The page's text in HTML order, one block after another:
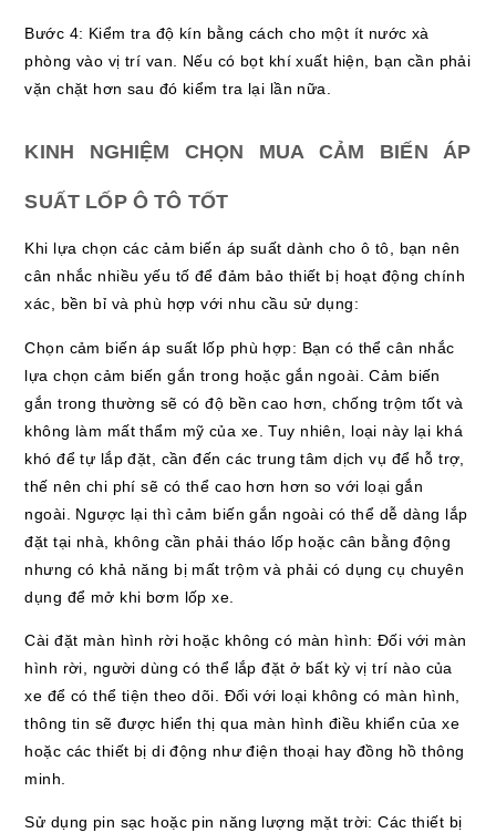
Bước 4: Kiểm tra độ kín bằng cách cho một ít nước xà
phòng vào vị trí van. Nếu có bọt khí xuất hiện, bạn cần phải
vặn chặt hơn sau đó kiểm tra lại lần nữa.
KINH NGHIỆM CHỌN MUA CẢM BIẾN ÁP
SUẤT LỐP Ô TÔ TỐT
Khi lựa chọn các cảm biến áp suất dành cho ô tô, bạn nên
cân nhắc nhiều yếu tố để đảm bảo thiết bị hoạt động chính
xác, bền bỉ và phù hợp với nhu cầu sử dụng:
Chọn cảm biến áp suất lốp phù hợp: Bạn có thể cân nhắc
lựa chọn cảm biến gắn trong hoặc gắn ngoài. Cảm biến
gắn trong thường sẽ có độ bền cao hơn, chống trộm tốt và
không làm mất thẩm mỹ của xe. Tuy nhiên, loại này lại khá
khó để tự lắp đặt, cần đến các trung tâm dịch vụ để hỗ trợ,
thế nên chi phí sẽ có thể cao hơn hơn so với loại gắn
ngoài. Ngược lại thì cảm biến gắn ngoài có thể dễ dàng lắp
đặt tại nhà, không cần phải tháo lốp hoặc cân bằng động
nhưng có khả năng bị mất trộm và phải có dụng cụ chuyên
dụng để mở khi bơm lốp xe.
Cài đặt màn hình rời hoặc không có màn hình: Đối với màn
hình rời, người dùng có thể lắp đặt ở bất kỳ vị trí nào của
xe để có thể tiện theo dõi. Đối với loại không có màn hình,
thông tin sẽ được hiển thị qua màn hình điều khiển của xe
hoặc các thiết bị di động như điện thoại hay đồng hồ thông
minh.
Sử dụng pin sạc hoặc pin năng lượng mặt trời: Các thiết bị